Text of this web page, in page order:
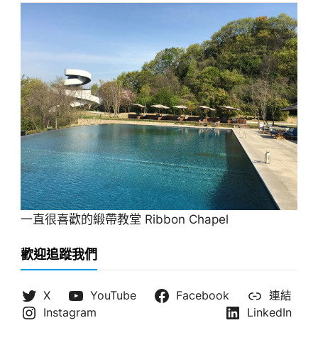
一直很喜歡的緞帶教堂 Ribbon Chapel
歡迎追蹤我們
X YouTube Facebook
連結
Instagram
LinkedIn